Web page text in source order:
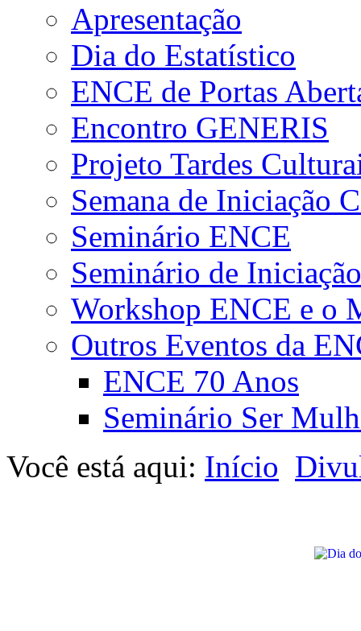
Apresentação
Dia do Estatístico
ENCE de Portas
Encontro GENERIS
Projeto Tardes
Semana de Iniciação
Seminário ENCE
Seminário de
Workshop ENCE e o
Outros Eventos da
ENCE 70 Anos
Seminário Ser
Você está aqui: Início